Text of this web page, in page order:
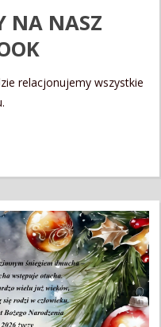
NA NASZ
relacjonujemy wszystkie